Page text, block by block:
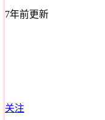
7年前更新
关注